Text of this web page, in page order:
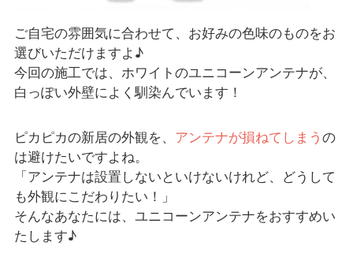
ご自宅の雰囲気に合わせて、お好みの色味のものをお
選びいただけますよ♪
今回の施工では、ホワイトのユニコーンアンテナが、
白っぽい外壁によく馴染んでいます！
ピカピカの新居の外観を、 アンテナが損ねてしまうの
は避けたいですよね。
「アンテナは設置しないといけないけれど、どうして
も外観にこだわりたい！」
そんなあなたには、ユニコーンアンテナをおすすめい
たします♪